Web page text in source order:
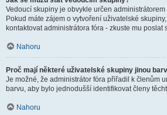
Vedoucí skupiny je obvykle určen
Pokud máte zájem o vytvoření uživatelské
kontaktovat administrátora fóra - zkuste mu poslat
Nahoru
Proč mají některé uživatelské skupiny jinou
Je možné, že administrátor fóra přiřadil k členům
barvu, aby bylo jednodušší identifikovat členy
Nahoru